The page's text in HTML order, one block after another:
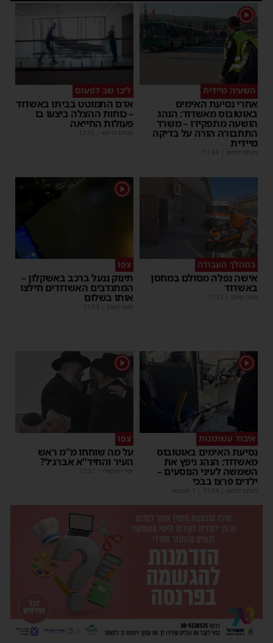
השעיה מיידית
אחרי נסיעת האימים
באוטובוס מאשדוד: הנהג
הושעה מתפקידו – משרד
התחבורה הורה על בדיקה
מיידית
מנחם דויטש |
17:44
ליבו שב לפעום
אדם התמוטט בביתו באשדוד
– כוחות ההצלה ביצעו בו
פעולות החייאה
מנחם דויטש |
17:35
במהלך העבודה
אישה נפלה מסולם במחסן
באשדוד
משה קאהן |
17:31
תינוק ננעל ברכב באשקלון –
המתנדבים האשדודים חילצו
אותו בשלום
משה קאהן |
11:53
איבוד עשתונות
נסיעת האימים באוטובוס
מאשדוד: הנהג ניפץ את
השמשה לעיני הנוסעים –
ילדים פרצו בבכי
מנחם דויטש |
11:34 | 1 תגובות
1
על מה שוחחו מ"מ ראש
העיר והחיד"א אברג׳ל?
יוסי יחזקאלי |
23:37